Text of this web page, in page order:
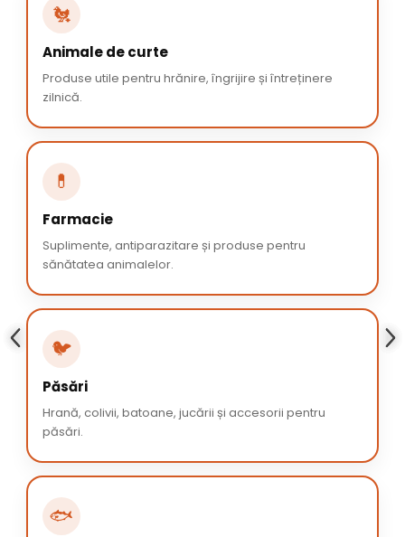
🐔
Animale de curte
Produse utile pentru hrănire, îngrijire și întreținere
zilnică.
💊
Farmacie
Suplimente, antiparazitare și produse pentru
sănătatea animalelor.
🐦
Păsări
Hrană, colivii, batoane, jucării și accesorii pentru
păsări.
🐟